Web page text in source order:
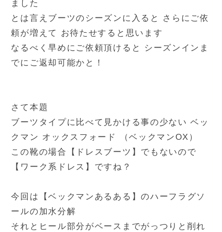
ました
とは言えブーツのシーズンに入ると さらにご依
頼が増えて お待たせすると思います
なるべく早めにご依頼頂けると シーズンインま
でにご返却可能かと！
さて本題
ブーツタイプに比べて見かける事の少ない ベッ
クマン オックスフォード （ベックマンOX）
この靴の場合【ドレスブーツ】でもないので
【ワーク系ドレス】ですね？
今回は【ベックマンあるある】のハーフラグソ
ールの加水分解
それとヒール部分がベースまでがっつりと削れ